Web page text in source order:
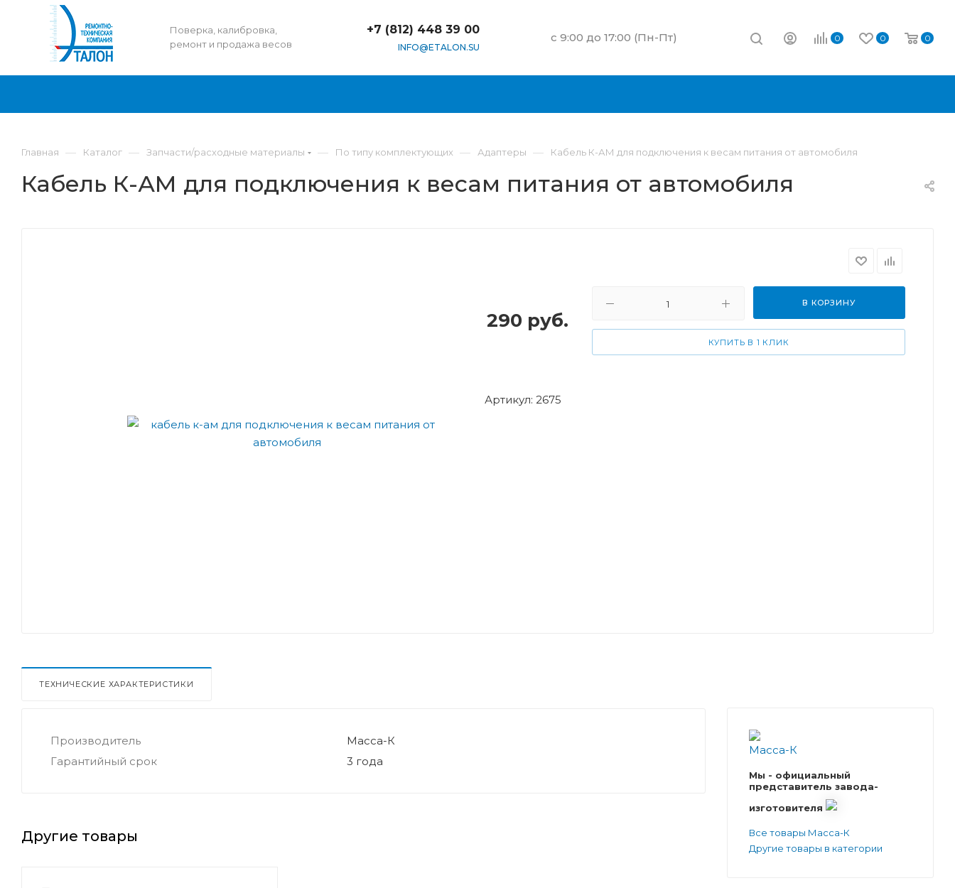
Поверка, калибровка,
ремонт и продажа весов
+7 (812) 448 39 00
INFO@ETALON.SU
c 9:00 до 17:00 (Пн-Пт) 0 0 0
Главная — Каталог — Запчасти/расходные материалы — По типу комплектующих — Адаптеры — Кабель К-АМ для подключения к весам питания от автомобиля
Кабель К-АМ для подключения к весам питания от автомобиля
290 руб.
В КОРЗИНУ
КУПИТЬ В 1 КЛИК
Артикул: 2675
ТЕХНИЧЕСКИЕ ХАРАКТЕРИСТИКИ
Производитель
Масса-К
Гарантийный срок
3 года
Другие товары
Мы - официальный
представитель завода-
изготовителя
Все товары Масса-К
Другие товары в категории